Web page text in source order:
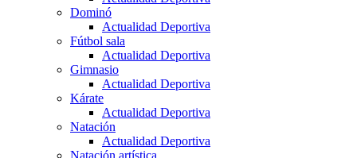
Dominó
Actualidad Deportiva
Fútbol sala
Actualidad Deportiva
Gimnasio
Actualidad Deportiva
Kárate
Actualidad Deportiva
Natación
Actualidad Deportiva